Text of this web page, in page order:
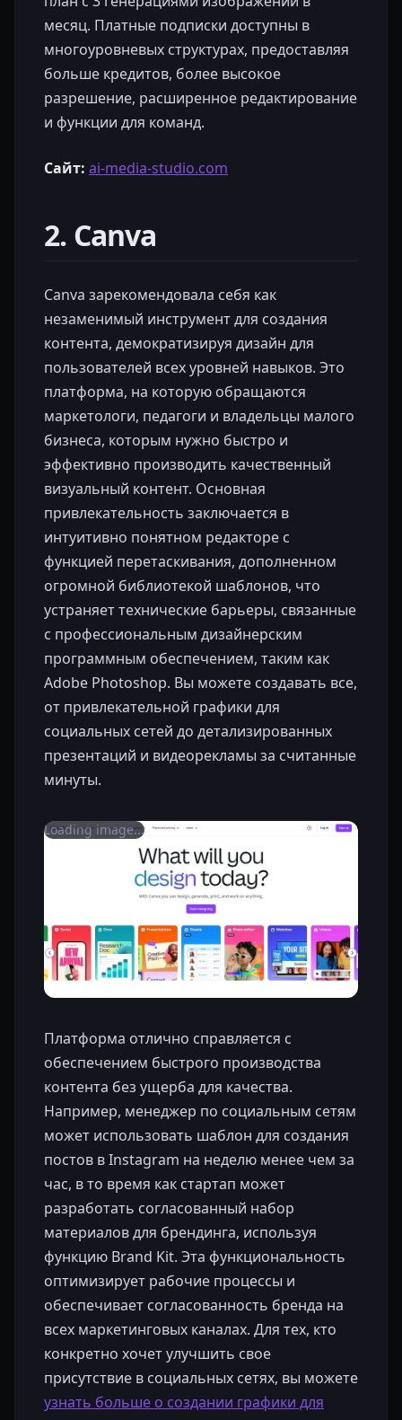
месяц. Платные подписки доступны в
многоуровневых структурах, предоставляя
больше кредитов, более высокое
разрешение, расширенное редактирование
и функции для команд.
Сайт: ai-media-studio.com
2. Canva
Canva зарекомендовала себя как
незаменимый инструмент для создания
контента, демократизируя дизайн для
пользователей всех уровней навыков. Это
платформа, на которую обращаются
маркетологи, педагоги и владельцы малого
бизнеса, которым нужно быстро и
эффективно производить качественный
визуальный контент. Основная
привлекательность заключается в
интуитивно понятном редакторе с
функцией перетаскивания, дополненном
огромной библиотекой шаблонов, что
устраняет технические барьеры, связанные
с профессиональным дизайнерским
программным обеспечением, таким как
Adobe Photoshop. Вы можете создавать все,
от привлекательной графики для
социальных сетей до детализированных
презентаций и видеорекламы за считанные
минуты.
Loading image...
Платформа отлично справляется с
обеспечением быстрого производства
контента без ущерба для качества.
Например, менеджер по социальным сетям
может использовать шаблон для создания
постов в Instagram на неделю менее чем за
час, в то время как стартап может
разработать согласованный набор
материалов для брендинга, используя
функцию Brand Kit. Эта функциональность
оптимизирует рабочие процессы и
обеспечивает согласованность бренда на
всех маркетинговых каналах. Для тех, кто
конкретно хочет улучшить свое
присутствие в социальных сетях, вы можете
узнать больше о создании графики для